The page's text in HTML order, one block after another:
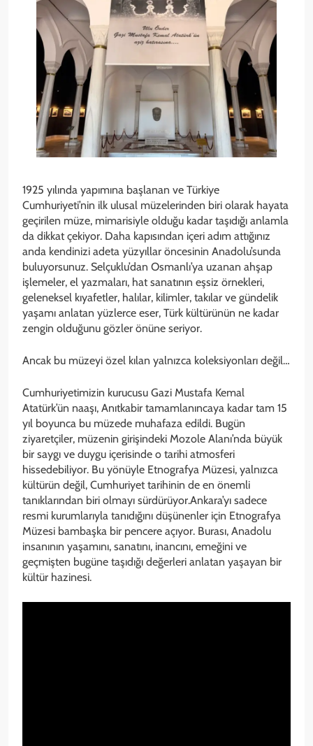
1925 yılında yapımına başlanan ve Türkiye
Cumhuriyeti’nin ilk ulusal müzelerinden biri olarak hayata
geçirilen müze, mimarisiyle olduğu kadar taşıdığı anlamla
da dikkat çekiyor. Daha kapısından içeri adım attığınız
anda kendinizi adeta yüzyıllar öncesinin Anadolu’sunda
buluyorsunuz. Selçuklu’dan Osmanlı’ya uzanan ahşap
işlemeler, el yazmaları, hat sanatının eşsiz örnekleri,
geleneksel kıyafetler, halılar, kilimler, takılar ve gündelik
yaşamı anlatan yüzlerce eser, Türk kültürünün ne kadar
zengin olduğunu gözler önüne seriyor.
Ancak bu müzeyi özel kılan yalnızca koleksiyonları değil…
Cumhuriyetimizin kurucusu Gazi Mustafa Kemal
Atatürk’ün naaşı, Anıtkabir tamamlanıncaya kadar tam 15
yıl boyunca bu müzede muhafaza edildi. Bugün
ziyaretçiler, müzenin girişindeki Mozole Alanı’nda büyük
bir saygı ve duygu içerisinde o tarihi atmosferi
hissedebiliyor. Bu yönüyle Etnografya Müzesi, yalnızca
kültürün değil, Cumhuriyet tarihinin de en önemli
tanıklarından biri olmayı sürdürüyor.Ankara’yı sadece
resmi kurumlarıyla tanıdığını düşünenler için Etnografya
Müzesi bambaşka bir pencere açıyor. Burası, Anadolu
insanının yaşamını, sanatını, inancını, emeğini ve
geçmişten bugüne taşıdığı değerleri anlatan yaşayan bir
kültür hazinesi.